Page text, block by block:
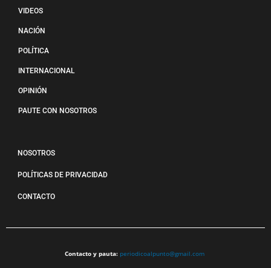
VIDEOS
NACIÓN
POLÍTICA
INTERNACIONAL
OPINIÓN
PAUTE CON NOSOTROS
NOSOTROS
POLÍTICAS DE PRIVACIDAD
CONTACTO
Contacto y pauta: periodicoalpunto@gmail.com